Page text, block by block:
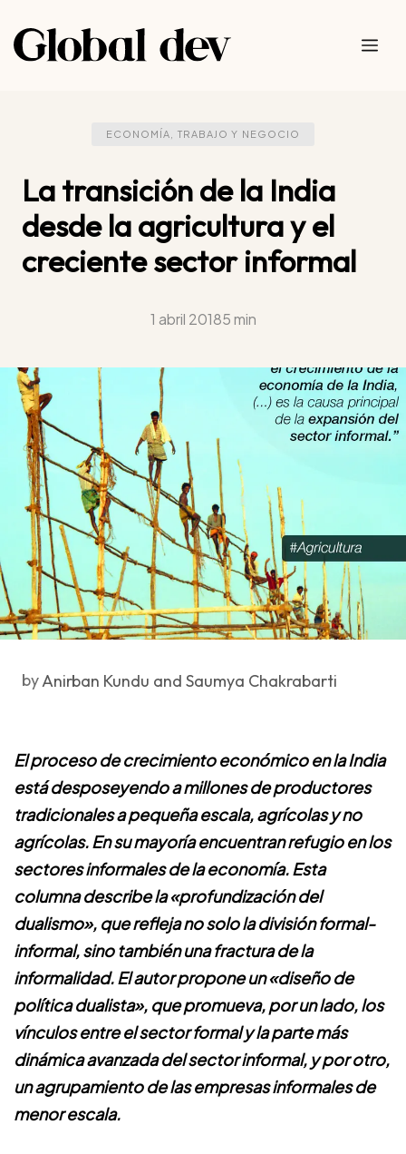
contenido
ECONOMÍA, TRABAJO Y NEGOCIO
La transición de la India
desde la agricultura y el
creciente sector informal
1 abril 20185 min
byAnirban Kundu and Saumya Chakrabarti
El proceso de crecimiento económico en la India
está desposeyendo a millones de productores
tradicionales a pequeña escala, agrícolas y no
agrícolas. En su mayoría encuentran refugio en los
sectores informales de la economía. Esta
columna describe la «profundización del
dualismo», que refleja no solo la división formal-
informal, sino también una fractura de la
informalidad. El autor propone un «diseño de
política dualista», que promueva, por un lado, los
vínculos entre el sector formal y la parte más
dinámica avanzada del sector informal, y por otro,
un agrupamiento de las empresas informales de
menor escala.